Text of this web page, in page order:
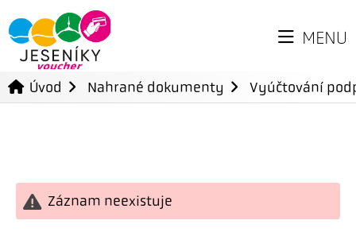
MENU
Úvod Nahrané dokumenty Vyúčtování
Záznam neexistuje